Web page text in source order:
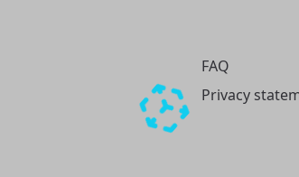
FAQ
Privacy